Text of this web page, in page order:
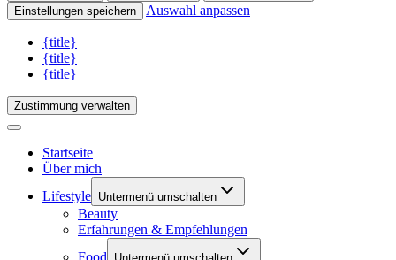
Einstellungen speichern
Auswahl anpassen
{title}
{title}
{title}
Zustimmung verwalten
Startseite
Über mich
Lifestyle Untermenü umschalten
Beauty
Erfahrungen & Empfehlungen
Food